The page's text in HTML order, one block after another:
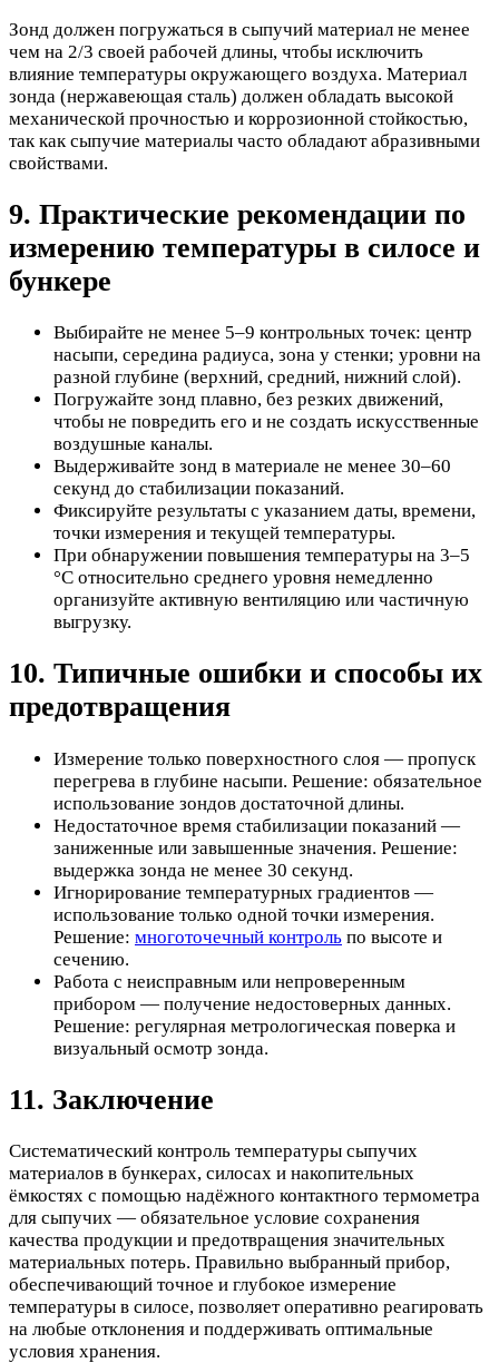
Зонд должен погружаться в сыпучий материал не менее
чем на 2/3 своей рабочей длины, чтобы исключить
влияние температуры окружающего воздуха. Материал
зонда (нержавеющая сталь) должен обладать высокой
механической прочностью и коррозионной стойкостью,
так как сыпучие материалы часто обладают абразивными
свойствами.
9. Практические рекомендации по
измерению температуры в силосе и
бункере
Выбирайте не менее 5–9 контрольных точек: центр
насыпи, середина радиуса, зона у стенки; уровни на
разной глубине (верхний, средний, нижний слой).
Погружайте зонд плавно, без резких движений,
чтобы не повредить его и не создать искусственные
воздушные каналы.
Выдерживайте зонд в материале не менее 30–60
секунд до стабилизации показаний.
Фиксируйте результаты с указанием даты, времени,
точки измерения и текущей температуры.
При обнаружении повышения температуры на 3–5
°C относительно среднего уровня немедленно
организуйте активную вентиляцию или частичную
выгрузку.
10. Типичные ошибки и способы их
предотвращения
Измерение только поверхностного слоя — пропуск
перегрева в глубине насыпи. Решение: обязательное
использование зондов достаточной длины.
Недостаточное время стабилизации показаний —
заниженные или завышенные значения. Решение:
выдержка зонда не менее 30 секунд.
Игнорирование температурных градиентов —
использование только одной точки измерения.
Решение: многоточечный контроль по высоте и
сечению.
Работа с неисправным или непроверенным
прибором — получение недостоверных данных.
Решение: регулярная метрологическая поверка и
визуальный осмотр зонда.
11. Заключение
Систематический контроль температуры сыпучих
материалов в бункерах, силосах и накопительных
ёмкостях с помощью надёжного контактного термометра
для сыпучих — обязательное условие сохранения
качества продукции и предотвращения значительных
материальных потерь. Правильно выбранный прибор,
обеспечивающий точное и глубокое измерение
температуры в силосе, позволяет оперативно реагировать
на любые отклонения и поддерживать оптимальные
условия хранения.